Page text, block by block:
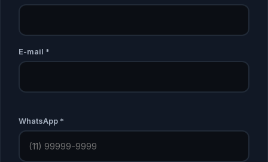
E-mail *
WhatsApp *